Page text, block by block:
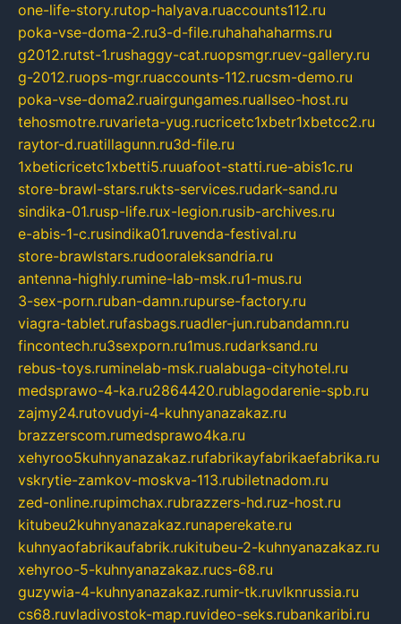
one-life-story.rutop-halyava.ruaccounts112.ru
poka-vse-doma-2.ru3-d-file.ruhahahaharms.ru
g2012.rutst-1.rushaggy-cat.ruopsmgr.ruev-gallery.ru
g-2012.ruops-mgr.ruaccounts-112.rucsm-demo.ru
poka-vse-doma2.ruairgungames.ruallseo-host.ru
tehosmotre.ruvarieta-yug.rucricetc1xbetr1xbetcc2.ru
raytor-d.ruatillagunn.ru3d-file.ru
1xbeticricetc1xbetti5.ruuafoot-statti.rue-abis1c.ru
store-brawl-stars.rukts-services.rudark-sand.ru
sindika-01.rusp-life.rux-legion.rusib-archives.ru
e-abis-1-c.rusindika01.ruvenda-festival.ru
store-brawlstars.rudooraleksandria.ru
antenna-highly.rumine-lab-msk.ru1-mus.ru
3-sex-porn.ruban-damn.rupurse-factory.ru
viagra-tablet.rufasbags.ruadler-jun.rubandamn.ru
fincontech.ru3sexporn.ru1mus.rudarksand.ru
rebus-toys.ruminelab-msk.rualabuga-cityhotel.ru
medsprawo-4-ka.ru2864420.rublagodarenie-spb.ru
zajmy24.rutovudyi-4-kuhnyanazakaz.ru
brazzerscom.rumedsprawo4ka.ru
xehyroo5kuhnyanazakaz.rufabrikayfabrikaefabrika.ru
vskrytie-zamkov-moskva-113.rubiletnadom.ru
zed-online.rupimchax.rubrazzers-hd.ruz-host.ru
kitubeu2kuhnyanazakaz.runaperekate.ru
kuhnyaofabrikaufabrik.rukitubeu-2-kuhnyanazakaz.ru
xehyroo-5-kuhnyanazakaz.rucs-68.ru
guzywia-4-kuhnyanazakaz.rumir-tk.ruvlknrussia.ru
cs68.ruvladivostok-map.ruvideo-seks.rubankaribi.ru